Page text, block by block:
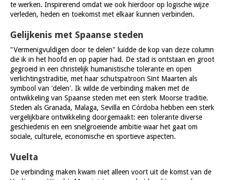
te werken. Inspirerend omdat we ook hierdoor op logische wijze
verleden, heden en toekomst met elkaar kunnen verbinden.
Gelijkenis met Spaanse steden
"Vermenigvuldigen door te delen" luidde de kop van deze column
die ik in het hoofd en op papier had. De stad is ontstaan en groot
gegroeid in een christelijk humanistische tolerante en open
verlichtingstraditie, met haar schutspatroon Sint Maarten als
symbool van 'delen'. Ik wilde de verbinding maken met de
ontwikkeling van Spaanse steden met een sterk Moorse traditie.
Steden als Granada, Malaga, Sevilla en Córdoba hebben een sterk
vergelijkbare ontwikkeling doorgemaakt: een tolerante diverse
geschiedenis en een snelgroeiende ambitie waar het gaat om
sociale, culturele, economische en sportieve aspecten.
Vuelta
De verbinding maken kwam niet alleen voort uit de komst van de